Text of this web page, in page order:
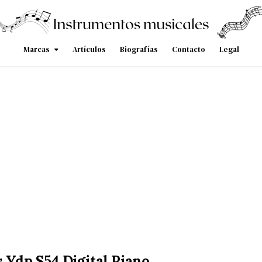
Marcas Artículos Biografías Contacto Legal